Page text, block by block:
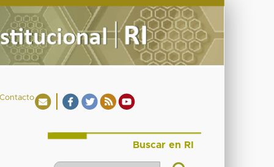
Buscar en RI